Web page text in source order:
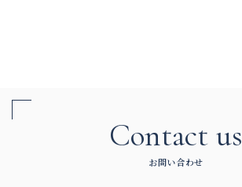
Contact us
お問い合わせ